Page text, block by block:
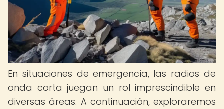
En situaciones de emergencia, las radios de
onda corta juegan un rol imprescindible en
diversas áreas. A continuación, exploraremos